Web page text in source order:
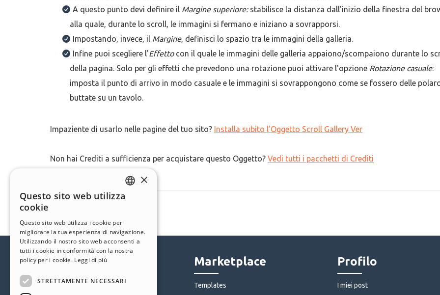
A questo punto devi definire il Margine superiore: stabilisce la distanza dall'inizio della finestra del
alla quale, durante lo scroll, le immagini si fermano e iniziano a sovrapporsi.
Impostando, invece, il Margine, definisci lo spazio tra le immagini della galleria.
Infine puoi scegliere l'Effettocon il quale le immagini delle galleria appaiono/scompaiono durante lo
della pagina. Solo per gli effetti che prevedono una rotazione puoi attivare l'opzione Rotazione casuale:
imposta il punto di arrivo in modo casuale e le immagini si sovrappongono come se fossero delle
buttate su un tavolo.
Impaziente di usarlo nelle pagine del tuo sito? Installa subito l’Oggetto Scroll Gallery Ver
Non hai Crediti a sufficienza per acquistare questo Oggetto? Vedi tutti i pacchetti di Crediti
Help Center
Community
Marketplace
Templates
Profilo
I miei post
ENGLISH
GERMAN
SPANISH
POLISH
×
Questo sito web utilizza
cookie
Questo sito web utilizza i cookie per
migliorare la tua esperienza di navigazione.
Utilizzando il nostro sito web acconsenti a
tutti i cookie in conformità con la nostra
policy per i cookie. Leggi di più
STRETTAMENTE NECESSARI